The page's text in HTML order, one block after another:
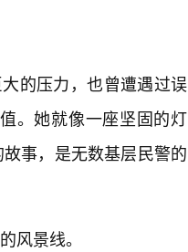
的压力，也曾遭遇过误
。她就像一座坚固的灯
事，是无数基层民警的
风景线。